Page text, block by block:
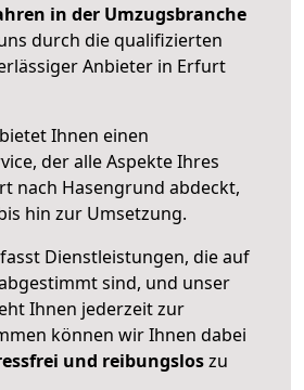
in der Umzugsbranche
durch die qualifizierten
Anbieter in Erfurt
bietet Ihnen einen
der alle Aspekte Ihres
nach Hasengrund abdeckt,
hin zur Umsetzung.
Dienstleistungen, die auf
sind, und unser
Ihnen jederzeit zur
können wir Ihnen dabei
und reibungsloszu